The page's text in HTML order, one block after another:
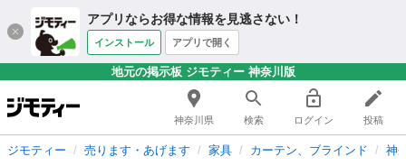
アプリならお得な情報を見逃さない！
インストール アプリで開く
地元の掲示板 ジモティー 神奈川版
神奈川県 検索 ログイン 投稿
ジモティー 売ります・あげます 家具 カーテン、ブラインド 神